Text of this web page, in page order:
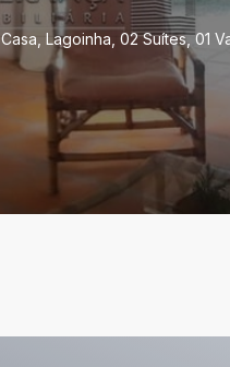
Casa, Lagoinha, 02 Suítes, 01